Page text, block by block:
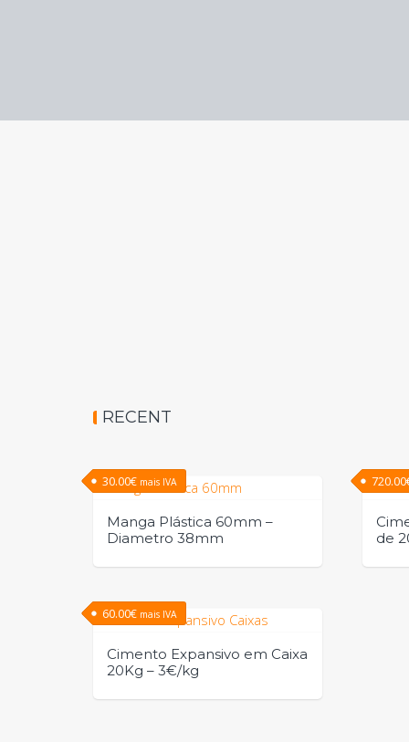
RECENT
Manga Plástica 60mm –
Diametro 38mm
30.00€ mais IVA
de
720.00
Cimento Expansivo em Caixa
20Kg – 3€/kg
60.00€ mais IVA